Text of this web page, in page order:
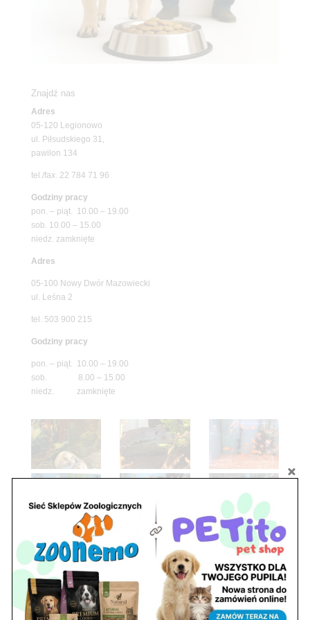
Znajdź nas
Adres
05-120 Legionowo
ul. Piłsudskiego 31,
pawilon 134
tel./fax. 22 784 71 96
Godziny pracy
pon. – piąt. 10.00 – 19.00
sob. 10.00 – 15.00
niedz. zamknięte
Adres
05-100 Nowy Dwór Mazowiecki
ul. Leśna 2
tel. 503 900 215
Godziny pracy
pon. – piąt. 10.00 – 19.00
sob. 8.00 – 15.00
niedz. zamknięte